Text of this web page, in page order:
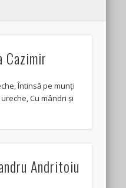
Cazimir
Întinsă pe munți
Cu mândri și
Andritoiu